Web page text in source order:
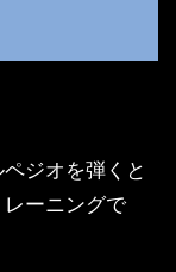
ジオを弾くと
ーニングで